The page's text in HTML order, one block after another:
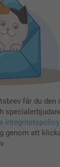
får du den
integritetspolicy
genom att